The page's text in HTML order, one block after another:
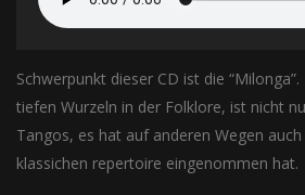
Schwerpunkt dieser CD ist die
tiefen Wurzeln in der Folklore, ist nicht
Tangos, es hat auf anderen Wegen
klassichen repertoire eingenommen hat.